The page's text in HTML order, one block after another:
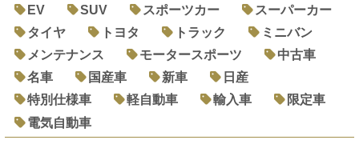
EV SUV スポーツカー
スーパーカー
タイヤ
トヨタ トラック
ミニバン
メンテナンス
モータースポーツ
中古車
名車
国産車 新車
日産
特別仕様車
軽自動車 輸入車
限定車
電気自動車